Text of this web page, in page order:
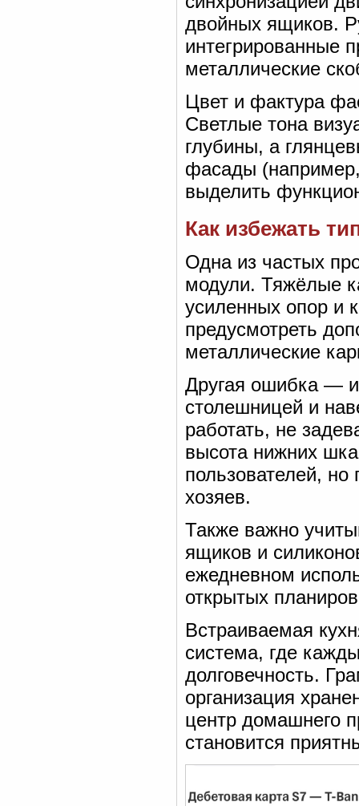
двойных ящиков.
интегрированные
металлические
Цвет и фактура
Светлые тона
глубины, а
фасады (например,
выделить
Как избежать
Одна из частых
модули. Тяжёлые
усиленных опор и
предусмотреть
металлические
Другая ошибка —
столешницей и
работать, не
высота нижних
пользователей, но
хозяев.
Также важно
ящиков и
ежедневном
открытых
Встраиваемая
система, где
долговечность.
организация
центр домашнего
становится